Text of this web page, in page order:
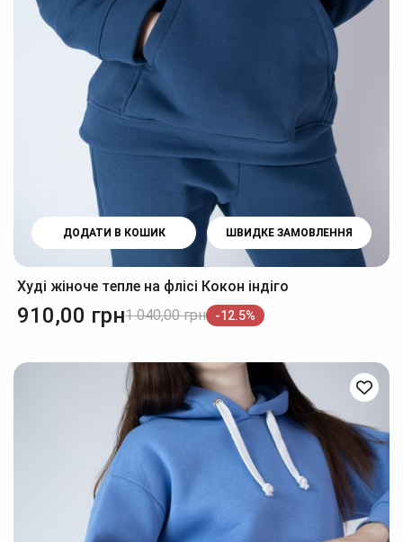
ДОДАТИ В КОШИК ШВИДКЕ ЗАМОВЛЕННЯ
Худі жіноче тепле на флісі Кокон індіго
910,00 грн1 040,00 грн -12.5%